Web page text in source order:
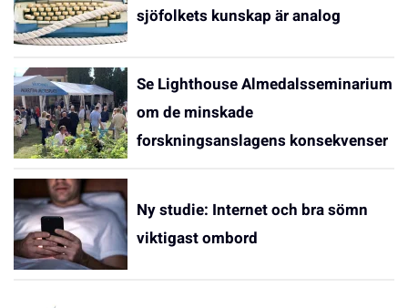
sjöfolkets kunskap är analog
Se Lighthouse Almedalsseminarium
om de minskade
forskningsanslagens konsekvenser
Ny studie: Internet och bra sömn
viktigast ombord